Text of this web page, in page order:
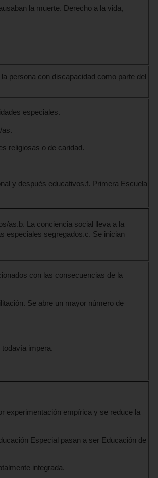
la muerte. Derecho a la vida,
persona con discapacidad como parte del
especiales.
as.
religiosas o de caridad.
y después educativos.f. Primera Escuela
as.b. La conciencia social lleva a la
especiales segregados.c. Se inician
con las consecuencias de la
Se abre un mayor número de
impera.
experimentación empírica y se reduce la
Especial pasan a ser Educación de
integrada.